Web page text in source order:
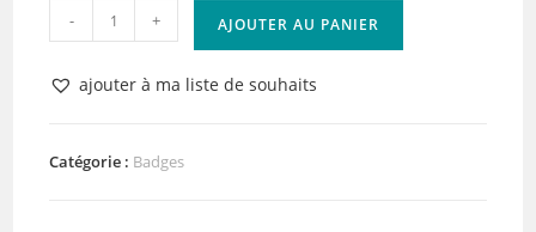
quantité
de
Badge
sent
- + AJOUTER AU PANIER
ajouter à ma liste de souhaits
Catégorie : Badges